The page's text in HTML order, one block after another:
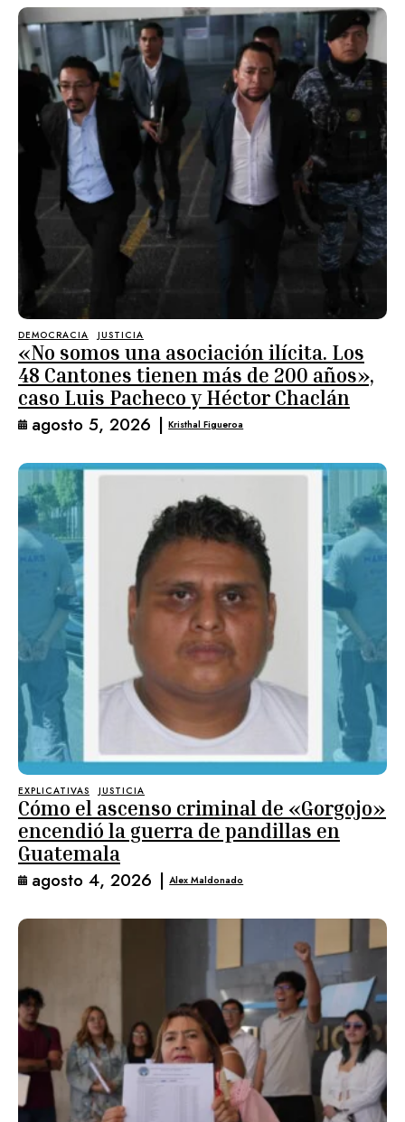
DEMOCRACIA JUSTICIA
«No somos una asociación ilícita. Los
48 Cantones tienen más de 200 años»,
caso Luis Pacheco y Héctor Chaclán
agosto 5, 2026 | Kristhal Figueroa
EXPLICATIVAS JUSTICIA
Cómo el ascenso criminal de «Gorgojo»
encendió la guerra de pandillas en
Guatemala
agosto 4, 2026 | Alex Maldonado